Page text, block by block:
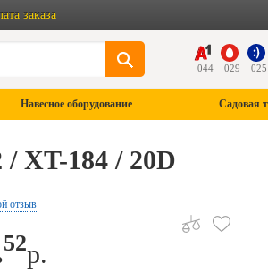
заказа
044 029 025
Навесное оборудование Садовая
XT-184 / 20D
отзыв
52р.